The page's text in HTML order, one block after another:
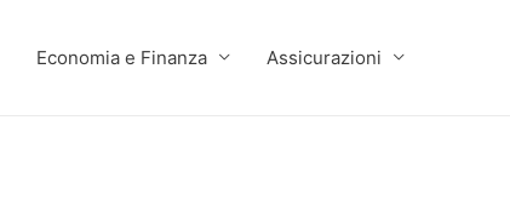
Economia e Finanza Assicurazioni